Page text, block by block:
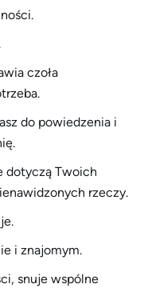
czoła
do powiedzenia i
dotyczą Twoich
rzeczy.
i znajomym.
snuje wspólne